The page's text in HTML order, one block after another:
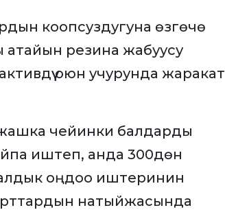
коопсуздугуна өзгөчө
атайын резина жабуусу
оюн учурунда жаракат
чейинки балдарды
иштеп, анда 300дөн
оңдоо иштеринин
шарттардын натыйжасында